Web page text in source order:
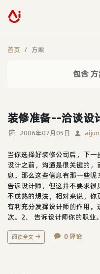
首页 方案
包含
装修准备--洽谈设
2006年07月05日 aijun
当你选择好装修公司后，下
设计之前，沟通是很关键的
息。那么这些信息有那一些
告诉设计师，但这并不要求
不成熟的想法，相对来说，
有利充分发挥设计师的作用
次。2、 告诉设计师你的职业
阅读全文 0 评论